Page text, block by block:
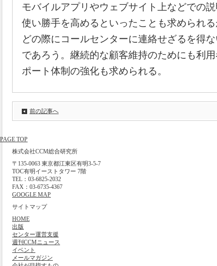
モバイルアプリやウェブサイト上などでの
使い勝手を高めるといったことも求められ
どの際にコールセンターに連絡せざるを得
であろう。継続的な顧客維持のためにも利
ポート体制の強化も求められる。
前の記事へ
PAGE TOP
株式会社CCM総合研究所
〒135-0063 東京都江東区有明3-5-7
TOC有明イーストタワー 7階
TEL：03-6825-2032
FAX：03-6735-4367
GOOGLE MAP
サイトマップ
HOME
出版
センター運営支援
週刊CCMニュース
イベント
メールマガジン